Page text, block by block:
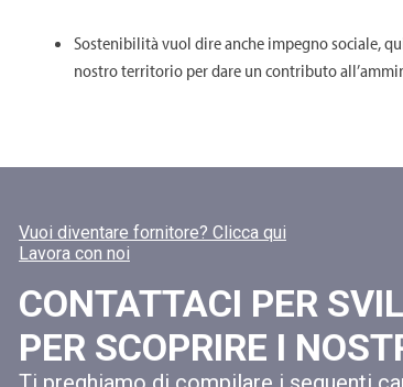
Sostenibilità vuol dire anche impegno sociale,
nostro territorio per dare un contributo